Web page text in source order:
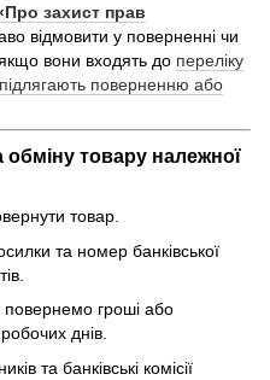
захист прав
відмовити у поверненні чи
якщо вони входять до переліку
поверненню або
товару належної
товар.
та номер банківської
гроші або
днів.
та банківські комісії